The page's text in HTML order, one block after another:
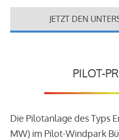
JETZT DEN
PILOT-
Die Pilotanlage des Typs
MW) im Pilot-Windpark